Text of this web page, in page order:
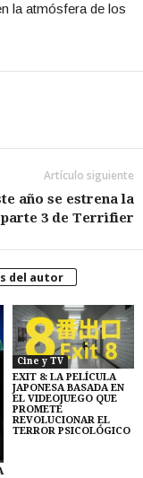
la atmósfera de los
Artículo siguiente
año se estrena la
parte 3 de Terrifier
del autor
Cine y TV
EXIT 8: LA PELÍCULA
JAPONESA BASADA EN
EL VIDEOJUEGO QUE
PROMETE
REVOLUCIONAR EL
TERROR PSICOLÓGICO